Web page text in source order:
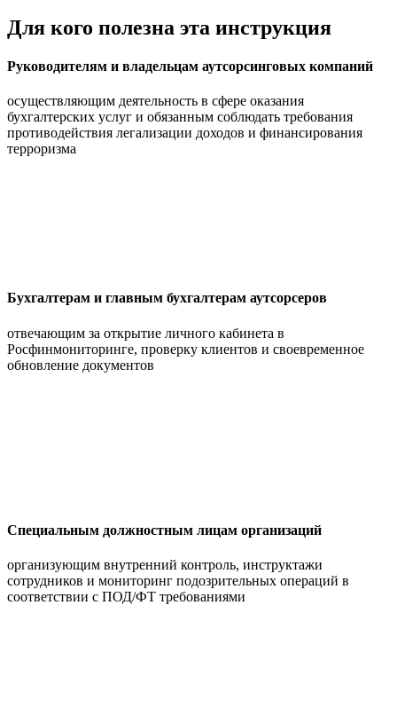
Для кого полезна эта инструкция
Руководителям и владельцам аутсорсинговых компаний
осуществляющим деятельность в сфере оказания
бухгалтерских услуг и обязанным соблюдать требования
противодействия легализации доходов и финансирования
терроризма
Бухгалтерам и главным бухгалтерам аутсорсеров
отвечающим за открытие личного кабинета в
Росфинмониторинге, проверку клиентов и своевременное
обновление документов
Специальным должностным лицам организаций
организующим внутренний контроль, инструктажи
сотрудников и мониторинг подозрительных операций в
соответствии с ПОД/ФТ требованиями